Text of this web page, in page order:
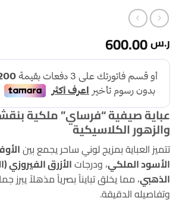
ر.س
عباية صيفية “فرساي” ملكية
والزهور الكلاسيكية
تتميز العباية بمزيج لوني ساحر يجمع بين
الأسود الملكي، ودرجاتالأزرق الفيروزي
الذهبي، مما يخلق تبايناً بصرياً مذهلاً يبرز
وتفاصيله الدقيقة.